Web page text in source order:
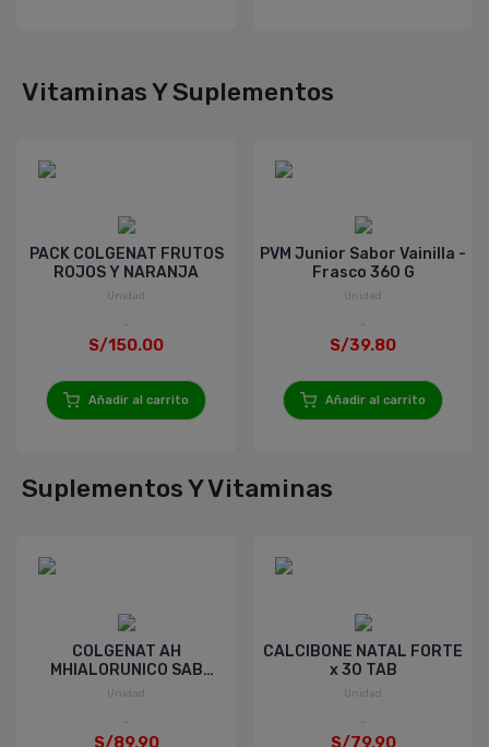
Vitaminas Y Suplementos
PACK COLGENAT FRUTOS
ROJOS Y NARANJA
Unidad
S/150.00
Añadir al carrito
PVM Junior Sabor Vainilla -
Frasco 360 G
Unidad
S/39.80
Añadir al carrito
Suplementos Y Vitaminas
COLGENAT AH
MHIALORUNICO SAB
ARANDANO x 500 g
Unidad
S/89.90
CALCIBONE NATAL FORTE
x 30 TAB
Unidad
S/79.90